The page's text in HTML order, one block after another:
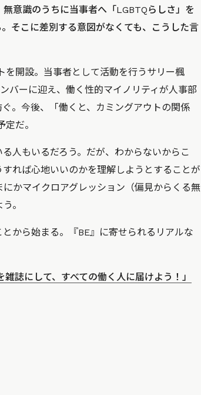
意識のうちに当事者へ「LGBTQらしさ」を
そこに差別する意図がなくても、こうした言
を開設。当事者として活動を行うサリー楓
バーに迎え、働く性的マイノリティが人事部
。今後、「働くと、カミングアウトの関係
だ。
人もいるだろう。だが、わからないからこ
れば心地いいのかを理解しようとすることが
かマイクロアグレッション（偏見からくる無
。
から始まる。『BE』に寄せられるリアルな
誌にして、すべての働く人に届けよう！」